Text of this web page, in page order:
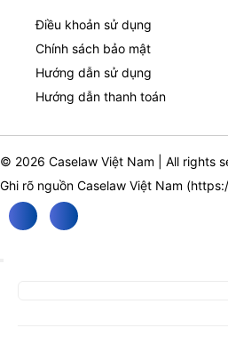
Điều khoản sử dụng
Chính sách bảo mật
Hướng dẫn sử dụng
Hướng dẫn thanh toán
© 2026 Caselaw Việt Nam | All rights
Ghi rõ nguồn Caselaw Việt Nam (